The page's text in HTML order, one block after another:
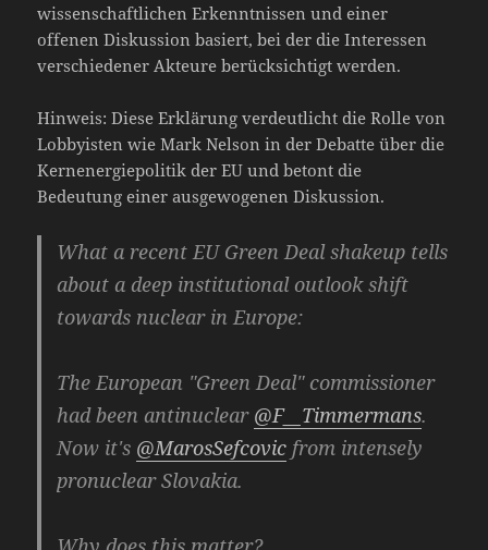
wissenschaftlichen Erkenntnissen und einer
offenen Diskussion basiert, bei der die Interessen
verschiedener Akteure berücksichtigt werden.
Hinweis: Diese Erklärung verdeutlicht die Rolle von
Lobbyisten wie Mark Nelson in der Debatte über die
Kernenergiepolitik der EU und betont die
Bedeutung einer ausgewogenen Diskussion.
What a recent EU Green Deal shakeup tells
about a deep institutional outlook shift
towards nuclear in Europe:
The European "Green Deal" commissioner
had been antinuclear @F__Timmermans.
Now it's @MarosSefcovic from intensely
pronuclear Slovakia.